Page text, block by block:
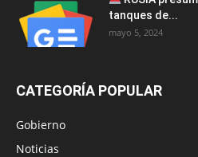
tanques de...
mayo 5, 2024
CATEGORÍA POPULAR
Gobierno
Noticias